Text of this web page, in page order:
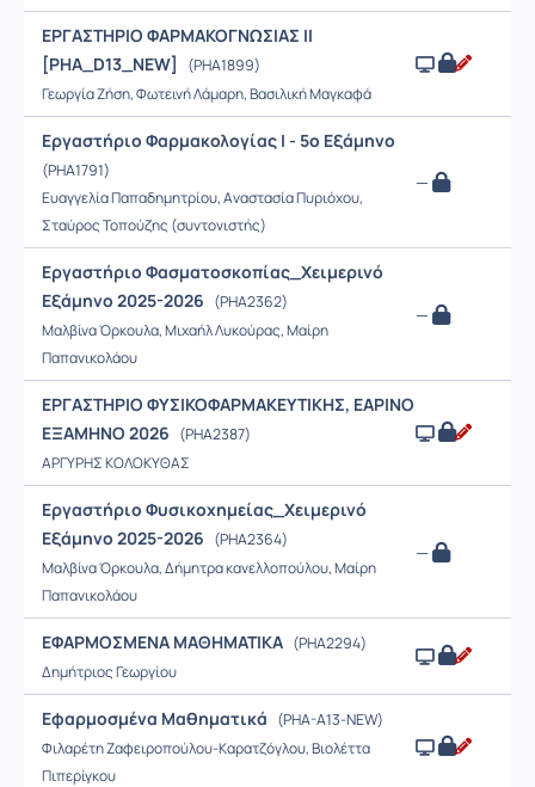
ΕΡΓΑΣΤΗΡΙΟ ΦΑΡΜΑΚΟΓΝΩΣΙΑΣ ΙΙ
[PHA_D13_NEW]
(PHA1899)
Γεωργία Ζήση, Φωτεινή Λάμαρη, Βασιλική Μαγκαφά
Εργαστήριο Φαρμακολογίας Ι - 5ο Εξάμηνο
(PHA1791)
Ευαγγελία Παπαδημητρίου, Αναστασία Πυριόχου,
Σταύρος Τοπούζης (συντονιστής)
—
Εργαστήριο Φασματοσκοπίας_Χειμερινό
Εξάμηνο 2025-2026 (PHA2362)
Μαλβίνα Όρκουλα, Μιχαήλ Λυκούρας, Μαίρη
Παπανικολάου
—
ΕΡΓΑΣΤΗΡΙΟ ΦΥΣΙΚΟΦΑΡΜΑΚΕΥΤΙΚΗΣ, ΕΑΡΙΝΟ
ΕΞΑΜΗΝΟ 2026 (PHA2387)
ΑΡΓΥΡΗΣ ΚΟΛΟΚΥΘΑΣ
Εργαστήριο Φυσικοχημείας_Χειμερινό
Εξάμηνο 2025-2026 (PHA2364)
Μαλβίνα Όρκουλα, Δήμητρα κανελλοπούλου, Μαίρη
Παπανικολάου
—
ΕΦΑΡΜΟΣΜΕΝΑ ΜΑΘΗΜΑΤΙΚΑ (PHA2294)
Δημήτριος Γεωργίου
Εφαρμοσμένα Μαθηματικά (PHA-A13-NEW)
Φιλαρέτη Ζαφειροπούλου-Καρατζόγλου, Βιολέττα
Πιπερίγκου